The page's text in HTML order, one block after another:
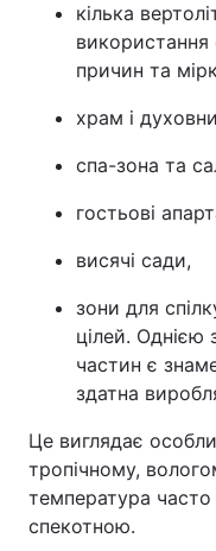
кілька
причин та
храм і
спа-зона та
гостьові
висячі сади,
зони для
цілей. Однією
частин є
здатна
Це виглядає
тропічному,
температура часто
спекотною.